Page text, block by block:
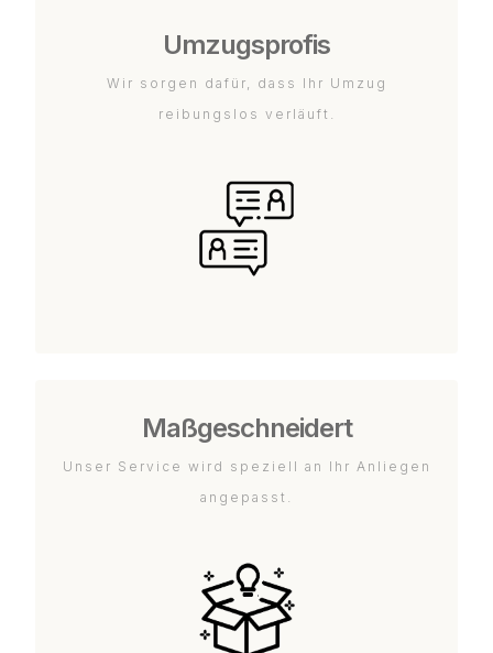
Umzugsprofis
Wir sorgen dafür, dass Ihr Umzug
reibungslos verläuft.
Maßgeschneidert
Unser Service wird speziell an Ihr Anliegen
angepasst.